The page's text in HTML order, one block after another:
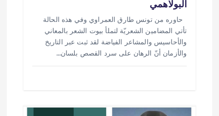
البولاهمي
حاوره من تونس طارق العمراوي وفي هذه الحالة
تأتي المضامين الشعريّة لتملأ بيوت الشعر بالمعاني
والأحاسيس والمشاعر الفياضة لقد ثبت عبر التاريخ
والأزمان أنّ الرهان على سرد القصص بلسان…